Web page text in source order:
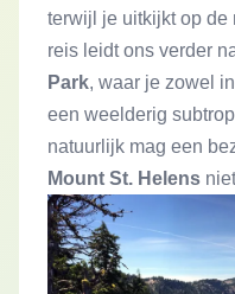
terwijl je uitkijkt op de
reis leidt ons verder
Park, waar je zowel
een weelderig
natuurlijk mag een
Mount St. Helens